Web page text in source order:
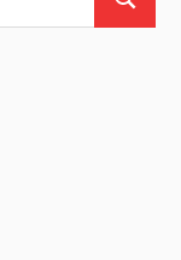
Search